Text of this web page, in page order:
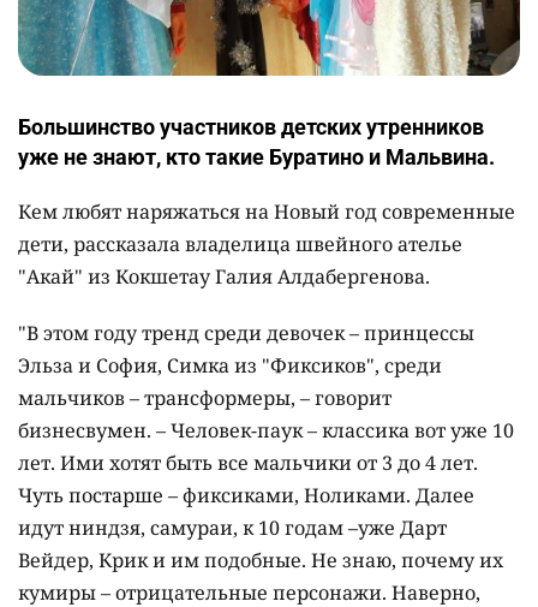
Большинство участников детских утренников
уже не знают, кто такие Буратино и Мальвина.
Кем любят наряжаться на Новый год современные
дети, рассказала владелица швейного ателье
"Акай" из Кокшетау Галия Алдабергенова.
"В этом году тренд среди девочек – принцессы
Эльза и София, Симка из "Фиксиков", среди
мальчиков – трансформеры, – говорит
бизнесвумен. – Человек-паук – классика вот уже 10
лет. Ими хотят быть все мальчики от 3 до 4 лет.
Чуть постарше – фиксиками, Ноликами. Далее
идут ниндзя, самураи, к 10 годам –уже Дарт
Вейдер, Крик и им подобные. Не знаю, почему их
кумиры – отрицательные персонажи. Наверно,